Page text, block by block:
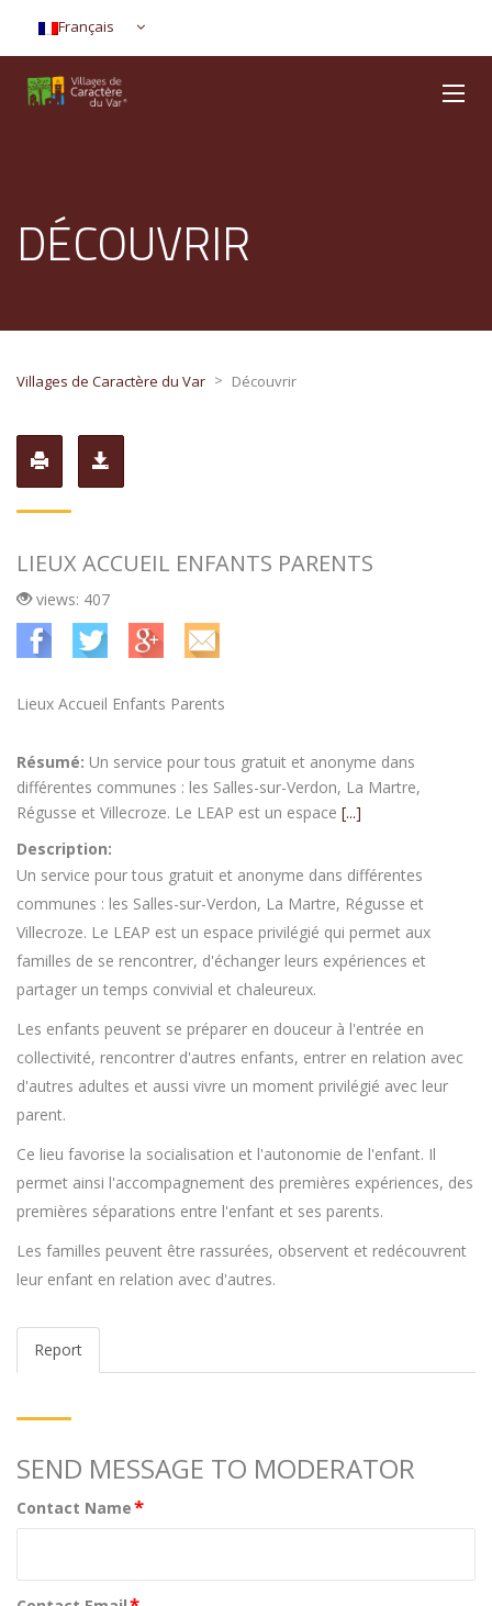
Français
DÉCOUVRIR
Villages de Caractère du Var > Découvrir
LIEUX ACCUEIL ENFANTS PARENTS
views: 407
Lieux Accueil Enfants Parents
Résumé: Un service pour tous gratuit et anonyme dans
différentes communes : les Salles-sur-Verdon, La Martre,
Régusse et Villecroze. Le LEAP est un espace [...]
Description:
Un service pour tous gratuit et anonyme dans différentes
communes : les Salles-sur-Verdon, La Martre, Régusse et
Villecroze. Le LEAP est un espace privilégié qui permet aux
familles de se rencontrer, d'échanger leurs expériences et
partager un temps convivial et chaleureux.
Les enfants peuvent se préparer en douceur à l'entrée en
collectivité, rencontrer d'autres enfants, entrer en relation avec
d'autres adultes et aussi vivre un moment privilégié avec leur
parent.
Ce lieu favorise la socialisation et l'autonomie de l'enfant. Il
permet ainsi l'accompagnement des premières expériences, des
premières séparations entre l'enfant et ses parents.
Les familles peuvent être rassurées, observent et redécouvrent
leur enfant en relation avec d'autres.
Report
SEND MESSAGE TO MODERATOR
Contact Name*